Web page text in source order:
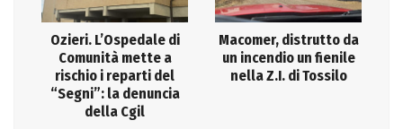
Ozieri. L’Ospedale di
Comunità mette a
rischio i reparti del
“Segni”: la denuncia
della Cgil
Macomer, distrutto da
un incendio un fienile
nella Z.I. di Tossilo